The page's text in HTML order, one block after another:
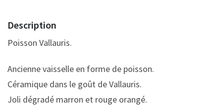
Description
Poisson Vallauris.
Ancienne vaisselle en forme de poisson.
Céramique dans le goût de Vallauris.
Joli dégradé marron et rouge orangé.